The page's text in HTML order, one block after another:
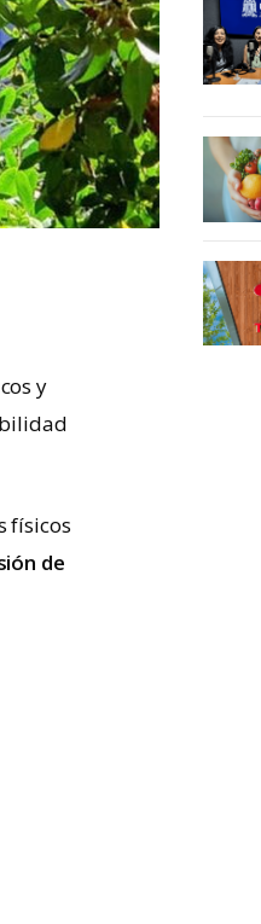
y
físicos
de